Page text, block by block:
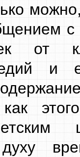
от
и
духу